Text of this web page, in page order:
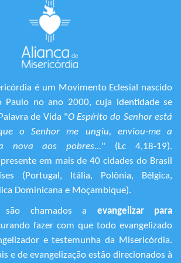
é um Movimento Eclesial nascido
Paulo no ano 2000, cuja identidade se
de Vida "O Espírito do Senhor está
o Senhor me ungiu, enviou-me a
nova aos pobres..." (Lc 4,18-19).
em mais de 40 cidades do Brasil
(Portugal, Itália, Polônia, Bélgica,
Dominicana e Moçambique).
são chamados a evangelizar para
fazer com que todo evangelizado
e testemunha da Misericórdia.
e de evangelização estão direcionados à